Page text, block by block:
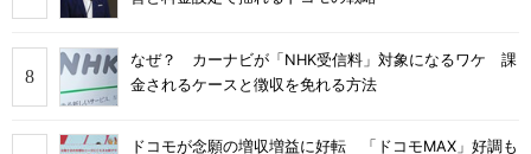
なぜ？ カーナビが「NHK受信料」対象になるワケ 課
金されるケースと徴収を免れる方法
ドコモが念願の増収増益に好転 「ドコモMAX」好調も